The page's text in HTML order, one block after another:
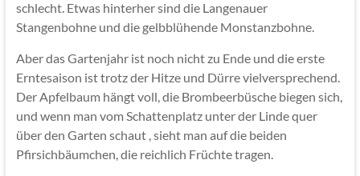
schlecht. Etwas hinterher sind die Langenauer
Stangenbohne und die gelbblühende Monstanzbohne.
Aber das Gartenjahr ist noch nicht zu Ende und die erste
Erntesaison ist trotz der Hitze und Dürre vielversprechend.
Der Apfelbaum hängt voll, die Brombeerbüsche biegen sich,
und wenn man vom Schattenplatz unter der Linde quer
über den Garten schaut , sieht man auf die beiden
Pfirsichbäumchen, die reichlich Früchte tragen.